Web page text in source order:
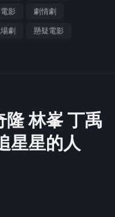
影 劇情劇
劇 懸疑電影
隆 林峯 丁禹
星星的人